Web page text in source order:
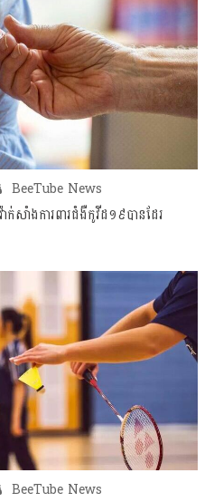
BeeTube News
ក់សាំងការពារជំងឺកូវីដ១៩បានដែរ
BeeTube News